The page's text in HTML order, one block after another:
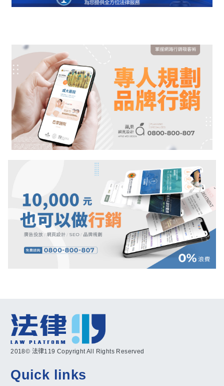
2018© 法律119 Copyright All Rights Reserved
Quick links